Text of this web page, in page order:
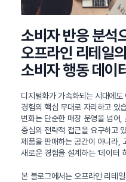
정부지원사업
소비자 반응 분석
오프라인 리테일
소비자 행동 데이
디지털화가 가속화되는 시대에
경험의 핵심 무대로 자리하고 있
변화는 단순한 매장 운영을 넘어,
중심의 전략적 접근을 요구하고
제품을 판매하는 공간이 아니라,
새로운 경험을 설계하는 ‘데이터
본 블로그에서는 오프라인 리테